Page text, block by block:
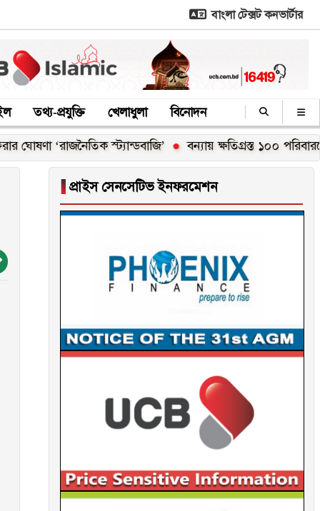
বাংলা টেক্সট কনভার্টার
তথ্য-প্রযুক্তি খেলাধুলা বিনোদন
‘রাজনৈতিক স্ট্যান্ডবাজি’ বন্যায় ক্ষতিগ্রস্ত ১০০ পরিবারকে নতুন ঘর
▐ প্রাইস সেনসেটিভ ইনফরমেশন